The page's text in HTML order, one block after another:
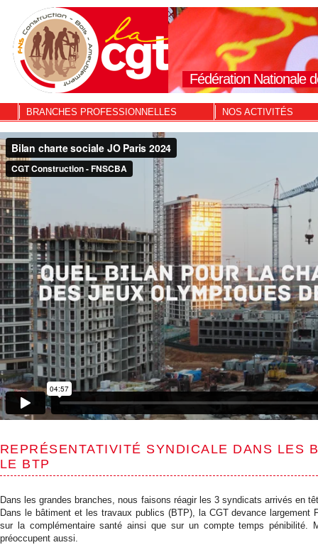
Fédération Nationale
BRANCHES PROFESSIONNELLES NOS ACTIVITÉS
REPRÉSENTATIVITÉ SYNDICALE DANS LES
LE BTP
Dans les grandes branches, nous faisons réagir les 3 syndicats arrivés en
Dans le bâtiment et les travaux publics (BTP), la CGT devance
sur la complémentaire santé ainsi que sur un compte temps pénibilité.
préoccupent aussi.